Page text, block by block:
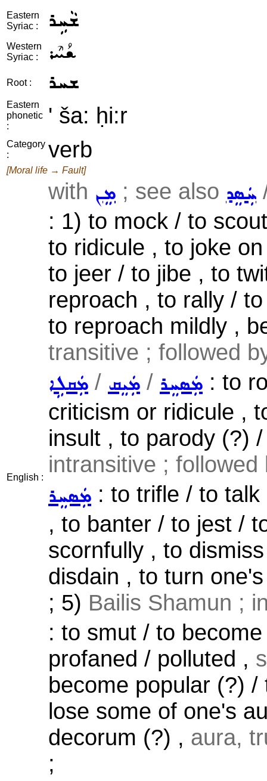
Eastern
Syriac :
ܫܵܚܹܪ
Western
Syriac :
ܫܳܚܶܪ
Root : ܫܚܪ
Eastern
phonetic
:
' ša: ḥi:r
Category
:
verb
[Moral life → Fault]
English :
with ܡܸܢ ; see also ܚܲܣܸܕ
: 1) to mock / to
to ridicule , to joke
to jeer / to jibe , to
reproach , to rally /
to reproach mildly ,
transitive ; followed
ܡܲܩܠܹܐ / ܡܲܝܸܩ / ܡܲܣܚܸܪ : to
criticism or ridicule ,
insult , to parody (?)
intransitive ;
ܡܲܣܚܸܪ : to trifle / to
, to banter / to jest /
scornfully , to
disdain , to turn
; 5) Bailis Shamun ;
: to smut / to
profaned / polluted ,
become popular (?)
lose some of one's
decorum (?) , aura,
;